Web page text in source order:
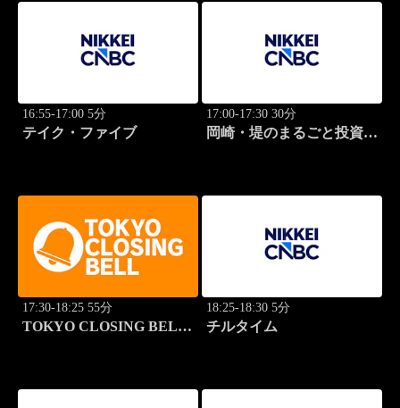
16:55-17:00 5分
テイク・ファイブ
17:00-17:30 30分
岡崎・堤のまるごと投資道
17:30-18:25 55分
TOKYO CLOSING BELL
18:25-18:30 5分
チルタイム